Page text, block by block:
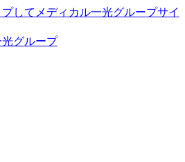
してメディカル一光グループサイ